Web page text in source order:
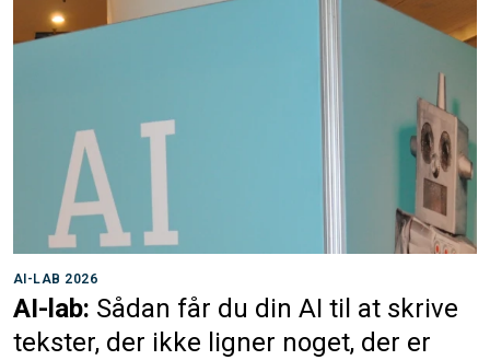
AI-LAB 2026
AI-lab: Sådan får du din AI til at skrive
tekster, der ikke ligner noget, der er